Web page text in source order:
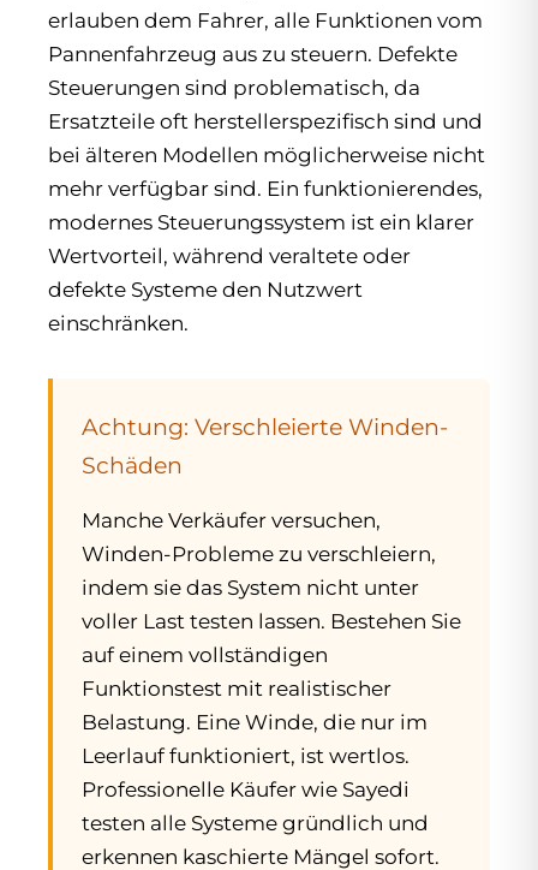
erlauben dem Fahrer, alle Funktionen vom
Pannenfahrzeug aus zu steuern. Defekte
Steuerungen sind problematisch, da
Ersatzteile oft herstellerspezifisch sind und
bei älteren Modellen möglicherweise nicht
mehr verfügbar sind. Ein funktionierendes,
modernes Steuerungssystem ist ein klarer
Wertvorteil, während veraltete oder
defekte Systeme den Nutzwert
einschränken.
Achtung: Verschleierte Winden-
Schäden
Manche Verkäufer versuchen,
Winden-Probleme zu verschleiern,
indem sie das System nicht unter
voller Last testen lassen. Bestehen Sie
auf einem vollständigen
Funktionstest mit realistischer
Belastung. Eine Winde, die nur im
Leerlauf funktioniert, ist wertlos.
Professionelle Käufer wie Sayedi
testen alle Systeme gründlich und
erkennen kaschierte Mängel sofort.